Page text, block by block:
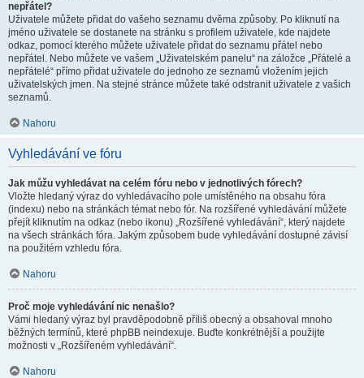
nepřátel?
Uživatele můžete přidat do vašeho seznamu dvěma způsoby. Po kliknutí na
jméno uživatele se dostanete na stránku s profilem uživatele, kde najdete
odkaz, pomocí kterého můžete uživatele přidat do seznamu přátel nebo
nepřátel. Nebo můžete ve vašem „Uživatelském panelu“ na záložce „Přátelé a
nepřátelé“ přímo přidat uživatele do jednoho ze seznamů vložením jejich
uživatelských jmen. Na stejné stránce můžete také odstranit uživatele z vašich
seznamů.
Nahoru
Vyhledávání ve fóru
Jak můžu vyhledávat na celém fóru nebo v jednotlivých fórech?
Vložte hledaný výraz do vyhledávacího pole umístěného na obsahu fóra
(indexu) nebo na stránkách témat nebo fór. Na rozšířené vyhledávání můžete
přejít kliknutím na odkaz (nebo ikonu) „Rozšířené vyhledávání“, který najdete
na všech stránkách fóra. Jakým způsobem bude vyhledávání dostupné závisí
na použitém vzhledu fóra.
Nahoru
Proč moje vyhledávání nic nenašlo?
Vámi hledaný výraz byl pravděpodobně příliš obecný a obsahoval mnoho
běžných termínů, které phpBB neindexuje. Buďte konkrétnější a použijte
možnosti v „Rozšířeném vyhledávání“.
Nahoru